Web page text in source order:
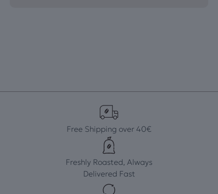
Free Shipping over 40€
Freshly Roasted, Always
Delivered Fast